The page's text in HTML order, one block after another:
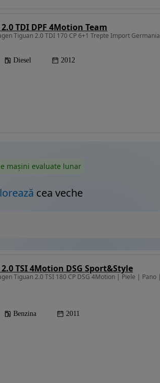
TDI DPF 4Motion Team
Tiguan 2.0 TDI 170 CP 6+1 Trepte Import Germania
Diesel 2012
mașini evaluate lunar
cea veche
TSI 4Motion DSG Sport&Style
Benzina 2011